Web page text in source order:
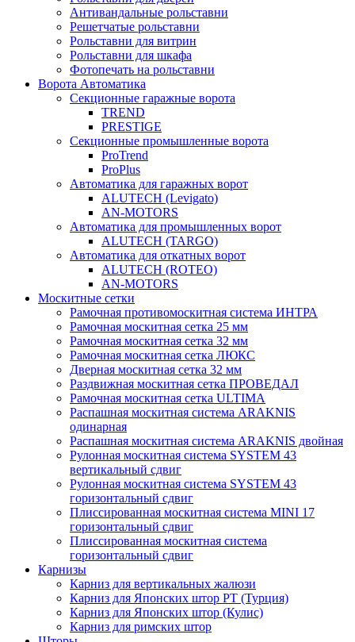
Антивандальные рольставни
Решетчатые рольставни
Рольставни для витрин
Рольставни для шкафа
Фотопечать на рольставни
Ворота Автоматика
Секционные гаражные ворота
TREND
PRESTIGE
Секционные промышленные ворота
ProTrend
ProPlus
Автоматика для гаражных ворот
ALUTECH (Levigato)
AN-MOTORS
Автоматика для промышленных ворот
ALUTECH (TARGO)
Автоматика для откатных ворот
ALUTECH (ROTEO)
AN-MOTORS
Москитные сетки
Рамочная противомоскитная система ИНТРА
Рамочная москитная сетка 25 мм
Рамочная москитная сетка 32 мм
Рамочная москитная сетка ЛЮКС
Дверная москитная сетка 32 мм
Раздвижная москитная сетка ПРОВЕДАЛ
Рамочная москитная сетка ULTIMA
Распашная москитная система ARAKNIS
одинарная
Распашная москитная система ARAKNIS двойная
Рулонная москитная система SYSTEM 43
вертикальный сдвиг
Рулонная москитная система SYSTEM 43
горизонтальный сдвиг
Плиссированная москитная система MINI 17
горизонтальный сдвиг
Плиссированная москитная система
горизонтальный сдвиг
Карнизы
Карниз для вертикальных жалюзи
Карниз для Японских штор РТ (Турция)
Карниз для Японских штор (Кулис)
Карниз для римских штор